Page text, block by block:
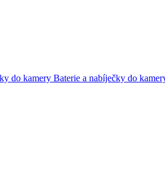
Baterie a nabíječky do